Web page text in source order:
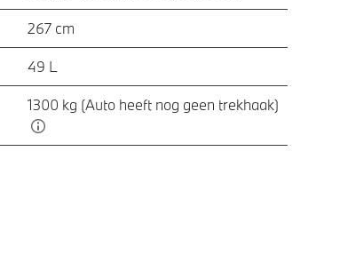
267 cm
49 L
1300 kg (Auto heeft nog geen trekhaak)